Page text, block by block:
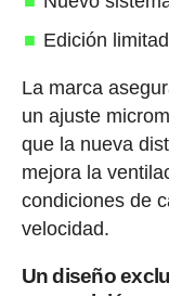
Edición
La marca
un ajuste
que la nueva
mejora la
condiciones de
velocidad.
Un diseño